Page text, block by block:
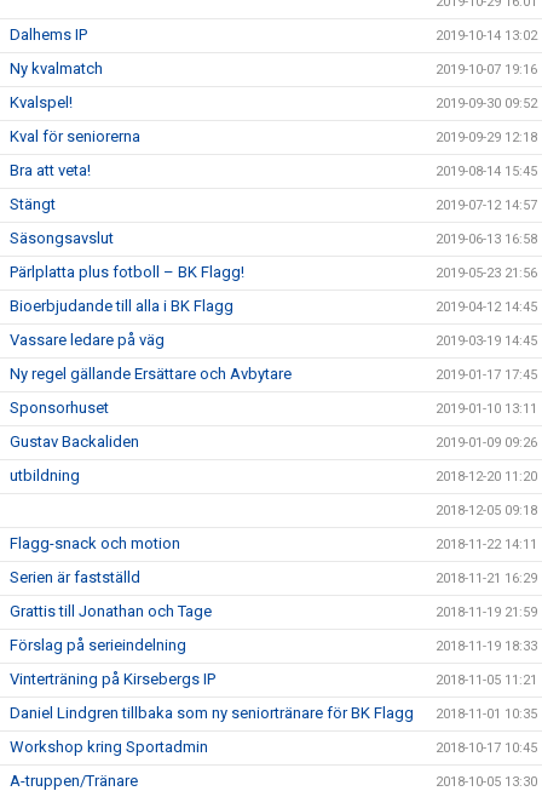
Dalhems IP 2019-10-14 13:02
Ny kvalmatch 2019-10-07 19:16
Kvalspel! 2019-09-30 09:52
Kval för seniorerna 2019-09-29 12:18
Bra att veta! 2019-08-14 15:45
Stängt 2019-07-12 14:57
Säsongsavslut 2019-06-13 16:58
Pärlplatta plus fotboll – BK Flagg! 2019-05-23 21:56
Bioerbjudande till alla i BK Flagg 2019-04-12 14:45
Vassare ledare på väg 2019-03-19 14:45
Ny regel gällande Ersättare och Avbytare 2019-01-17 17:45
Sponsorhuset 2019-01-10 13:11
Gustav Backaliden 2019-01-09 09:26
utbildning 2018-12-20 11:20
2018-12-05 09:18
Flagg-snack och motion 2018-11-22 14:11
Serien är fastställd 2018-11-21 16:29
Grattis till Jonathan och Tage 2018-11-19 21:59
Förslag på serieindelning 2018-11-19 18:33
Vinterträning på Kirsebergs IP 2018-11-05 11:21
Daniel Lindgren tillbaka som ny seniortränare för BK Flagg 2018-11-01 10:35
Workshop kring Sportadmin 2018-10-17 10:45
A-truppen/Tränare 2018-10-05 13:30